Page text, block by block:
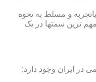
و مسلط به نحوه
ترین سمتها در یک
در ایران وجود دارد: